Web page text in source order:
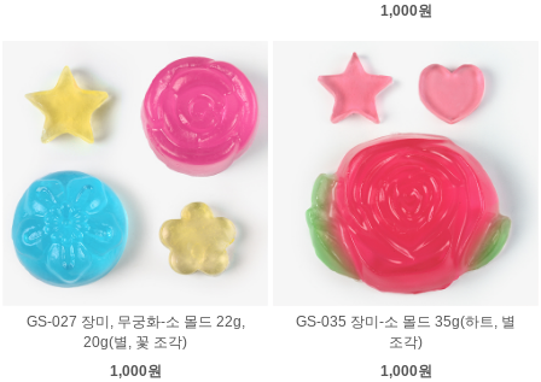
1,000원
GS-027 장미, 무궁화-소 몰드 22g,
20g(별, 꽃 조각)
1,000원
GS-035 장미-소 몰드 35g(하트, 별
조각)
1,000원